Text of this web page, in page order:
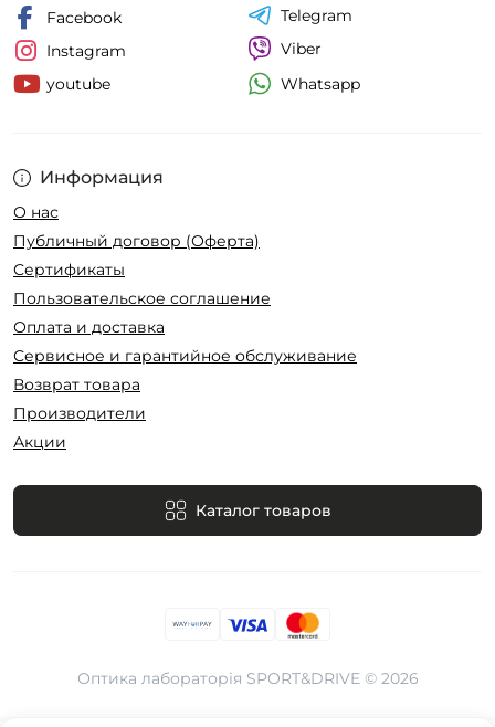
Информация
О нас
Публичный договор (Оферта)
Сертификаты
Пользовательское соглашение
Оплата и доставка
Сервисное и гарантийное обслуживание
Возврат товара
Производители
Акции
Каталог товаров
Facebook
Instagram
youtube
Telegram
Viber
Whatsapp
Оптика лабораторія SPORT&DRIVE © 2026